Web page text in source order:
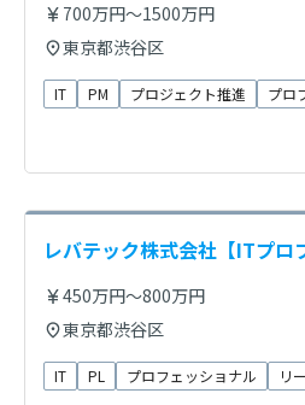
700万円～1500万円
東京都渋谷区
IT PM プロジェクト推進 プロ
レバテック株式会社【ITプロ
450万円～800万円
東京都渋谷区
IT PL プロフェッショナル リ